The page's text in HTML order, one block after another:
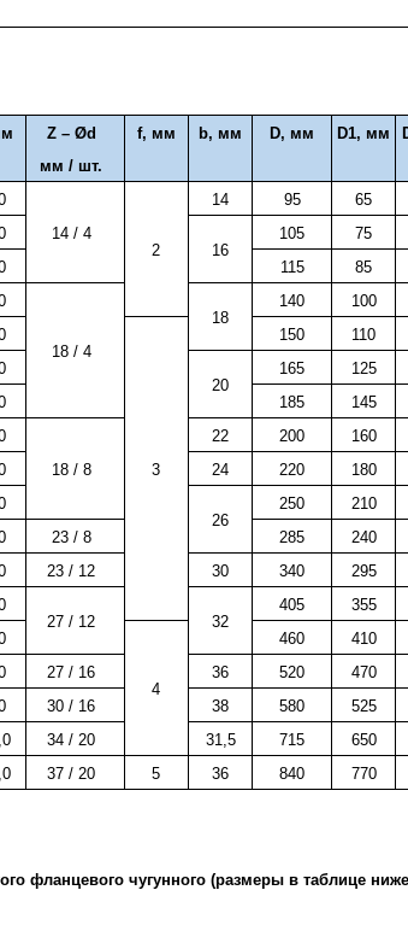
Z – Ød
мм / шт.
f, мм b, мм D, мм D1, мм
14 / 4
2
14 95 65
16
105 75
115 85
18 / 4
18
140 100
3
150 110
20
165 125
185 145
18 / 8
22 200 160
24 220 180
26
250 210
23 / 8 285 240
23 / 12 30 340 295
27 / 12
32
405 355
4
460 410
27 / 16 36 520 470
30 / 16 38 580 525
34 / 20 31,5 715 650
37 / 20 5 36 840 770
фланцевого чугунного (размеры в таблице